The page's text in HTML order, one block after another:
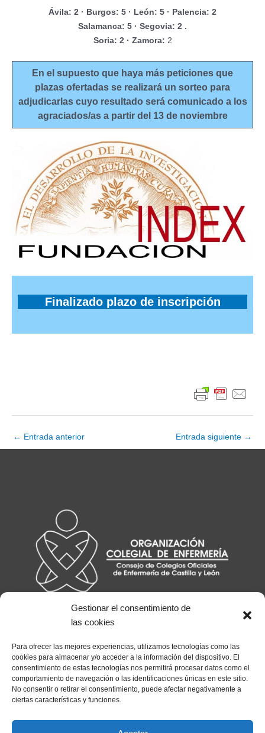
Gestionar el consentimiento de
las cookies
Para ofrecer las mejores experiencias, utilizamos tecnologías como las
cookies para almacenar y/o acceder a la información del dispositivo. El
consentimiento de estas tecnologías nos permitirá procesar datos como el
comportamiento de navegación o las identificaciones únicas en este sitio.
No consentir o retirar el consentimiento, puede afectar negativamente a
ciertas características y funciones.
Ávila: 2 · Burgos: 5 · León: 5 · Palencia: 2
Salamanca: 5 · Segovia: 2 .
Soria: 2 · Zamora: 2
En el supuesto que haya más peticiones que
plazas ofertadas se realizará un sorteo para
adjudicarlas cuyo resultado será comunicado a los
agraciados/as a partir del 13 de noviembre
Finalizado plazo de inscripción
Navegación
de
← Entrada anterior Entrada siguiente →